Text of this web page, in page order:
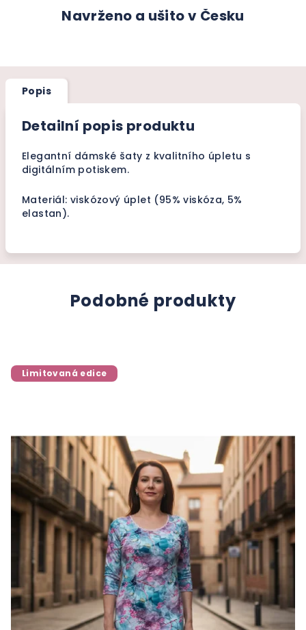
Navrženo a ušito v Česku
Popis
Detailní popis produktu
Elegantní dámské šaty z kvalitního úpletu s
digitálním potiskem.
Materiál: viskózový úplet (95% viskóza, 5%
elastan).
Podobné produkty
Limitovaná edice